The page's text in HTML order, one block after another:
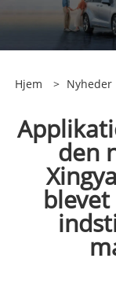
Hjem > Nyheder
den